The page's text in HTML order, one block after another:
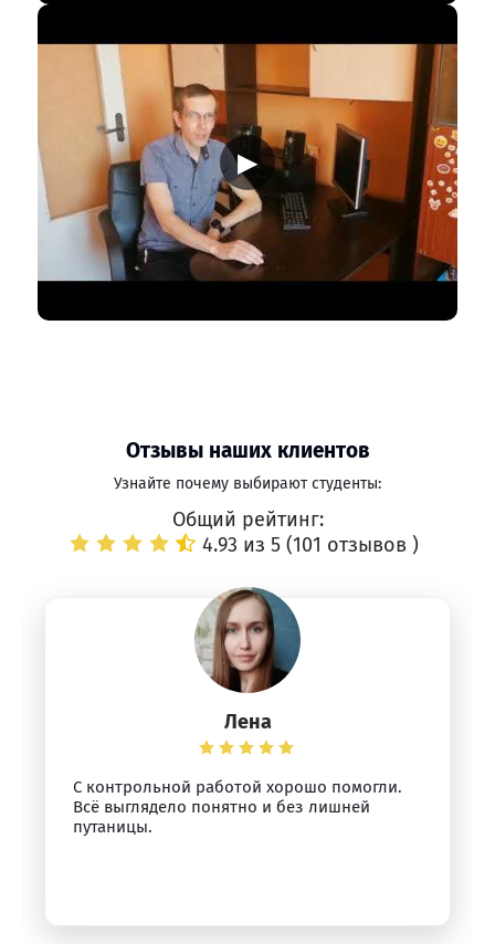
▶
Отзывы наших клиентов
Узнайте почему выбирают студенты:
Общий рейтинг:
4.93 из 5 (101 отзывов )
Лена
С контрольной работой хорошо помогли.
Всё выглядело понятно и без лишней
путаницы.